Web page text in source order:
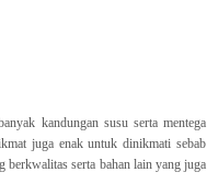
kandungan susu serta mentega
juga enak untuk dinikmati sebab
berkwalitas serta bahan lain yang juga